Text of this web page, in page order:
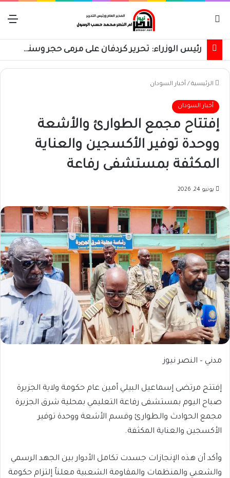
رئيس الوزراء: تحرير كردفان على مرمى حجر وسنسترد كل شبر
الرئيسية / أخبار السودان
أخبار السودان
إفتتاح مجمع الطوارئ والأشعة
ووحدة توفير الأكسجين والعناية
المكثفة بمستشفى رفاعة
يونيو 24, 2026
مدني – النصر نيوز
إفتتح مرتضى إسماعيل البيلي أمين عام حكومة ولاية الجزيرة
صباح اليوم بمستشفى رفاعة التعليمي بمحلية شرق الجزيرة
مجمع الحوادث والطوارئ وقسم الأشعة ووحدة توفير
الأكسجين والعناية المكثفة.
وأكد أن هذه الإنجازات جسدت تكامل الأدوار بين الجهد الرسمي
والشعبي والمنظمات والمقاومة الشعبية معلناً إلتزام حكومة